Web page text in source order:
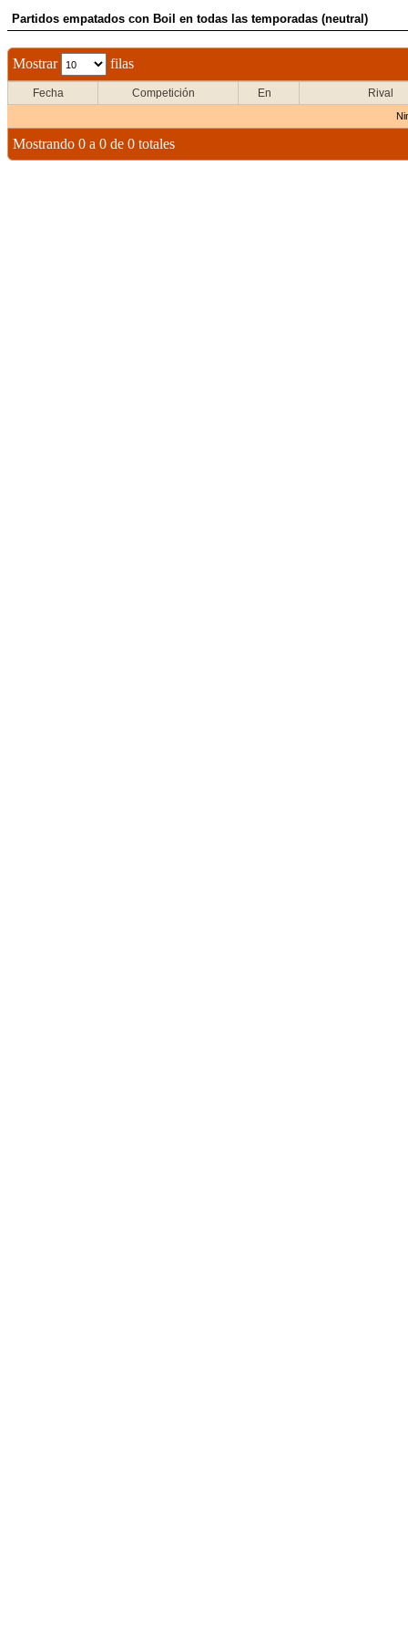
Partidos empatados con Boil en todas las temporadas (neutral)
Mostrar filas
Fecha Competición En Rival
Mostrando 0 a 0 de 0 totales